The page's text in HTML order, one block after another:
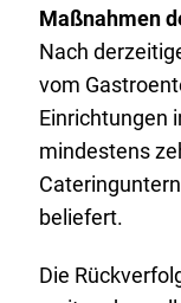
Maßnahmen
Nach
vom
Einrichtungen
mindestens
beliefert.
Die